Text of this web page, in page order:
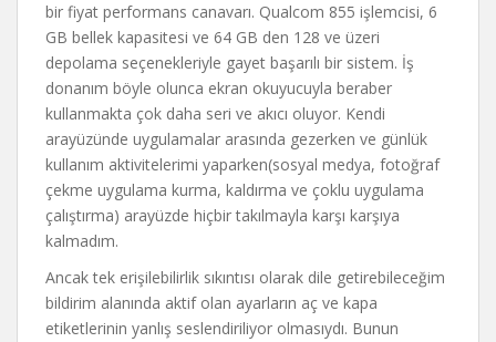
bir fiyat performans canavarı. Qualcom 855 işlemcisi, 6
GB bellek kapasitesi ve 64 GB den 128 ve üzeri
depolama seçenekleriyle gayet başarılı bir sistem. İş
donanım böyle olunca ekran okuyucuyla beraber
kullanmakta çok daha seri ve akıcı oluyor. Kendi
arayüzünde uygulamalar arasında gezerken ve günlük
kullanım aktivitelerimi yaparken(sosyal medya, fotoğraf
çekme uygulama kurma, kaldırma ve çoklu uygulama
çalıştırma) arayüzde hiçbir takılmayla karşı karşıya
kalmadım.
Ancak tek erişilebilirlik sıkıntısı olarak dile getirebileceğim
bildirim alanında aktif olan ayarların aç ve kapa
etiketlerinin yanlış seslendiriliyor olmasıydı. Bunun